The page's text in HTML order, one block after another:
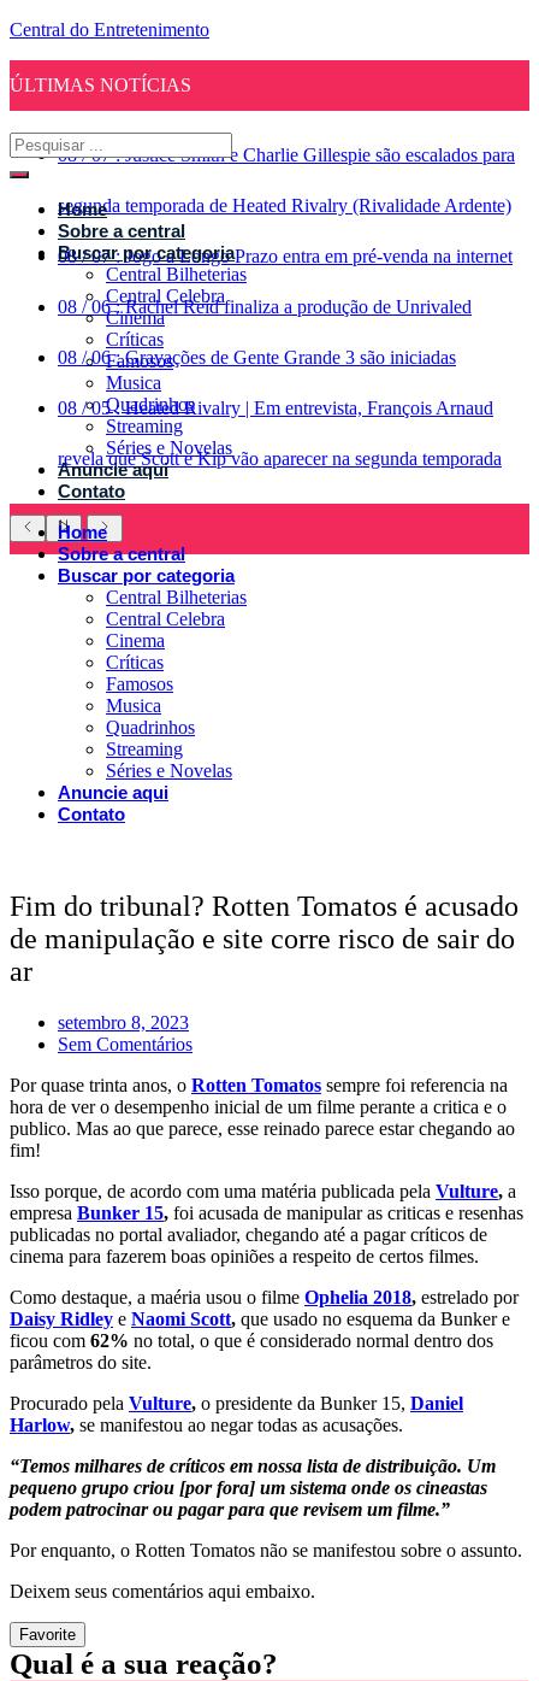
Central do Entretenimento
ÚLTIMAS NOTÍCIAS
08 / 07 : Justice Smith e Charlie Gillespie são escalados para
segunda temporada de Heated Rivalry (Rivalidade Ardente)
08 / 07 : Jogo a Longo Prazo entra em pré-venda na internet
08 / 06 : Rachel Reid finaliza a produção de Unrivaled
08 / 06 : Gravações de Gente Grande 3 são iniciadas
08 / 05 : Heated Rivalry | Em entrevista, François Arnaud
revela que Scott e Kip vão aparecer na segunda temporada
Home
Sobre a central
Buscar por categoria
Central Bilheterias
Central Celebra
Cinema
Críticas
Famosos
Musica
Quadrinhos
Streaming
Séries e Novelas
Anuncie aqui
Contato
Home
Sobre a central
Buscar por categoria
Central Bilheterias
Central Celebra
Cinema
Críticas
Famosos
Musica
Quadrinhos
Streaming
Séries e Novelas
Anuncie aqui
Contato
Fim do tribunal? Rotten Tomatos é acusado
de manipulação e site corre risco de sair do
ar
setembro 8, 2023
Sem Comentários
Por quase trinta anos, o Rotten Tomatos sempre foi referencia na
hora de ver o desempenho inicial de um filme perante a critica e o
publico. Mas ao que parece, esse reinado parece estar chegando ao
fim!
Isso porque, de acordo com uma matéria publicada pela Vulture, a
empresa Bunker 15, foi acusada de manipular as criticas e resenhas
publicadas no portal avaliador, chegando até a pagar críticos de
cinema para fazerem boas opiniões a respeito de certos filmes.
Como destaque, a maéria usou o filme Ophelia 2018, estrelado por
Daisy Ridley e Naomi Scott, que usado no esquema da Bunker e
ficou com 62% no total, o que é considerado normal dentro dos
parâmetros do site.
Procurado pela Vulture, o presidente da Bunker 15, Daniel
Harlow, se manifestou ao negar todas as acusações.
“Temos milhares de críticos em nossa lista de distribuição. Um
pequeno grupo criou [por fora] um sistema onde os cineastas
podem patrocinar ou pagar para que revisem um filme.”
Por enquanto, o Rotten Tomatos não se manifestou sobre o assunto.
Deixem seus comentários aqui embaixo.
Favorite
Qual é a sua reação?